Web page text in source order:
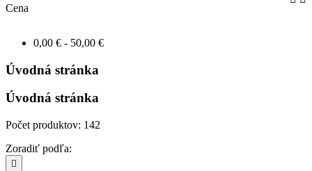
Cena
0,00 € - 50,00 €
Úvodná stránka
Úvodná stránka
Počet produktov: 142
Zoradiť podľa:
